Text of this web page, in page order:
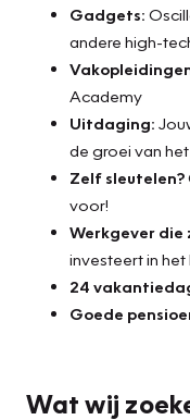
Gadgets:
andere high-
Academy
Uitdaging:
de groei van
Zelf sleutelen?
voor!
Werkgever die
investeert in
24
Goede
Wat wij